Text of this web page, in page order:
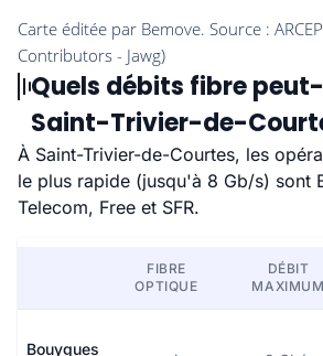
Quels débits fibre
Saint-Trivier-de-
À Saint-Trivier-de-Courtes, les
le plus rapide (jusqu'à 8 Gb/s) sont
Telecom, Free et SFR.
FIBRE
OPTIQUE
DÉBIT
MAXIMUM
Bouygues